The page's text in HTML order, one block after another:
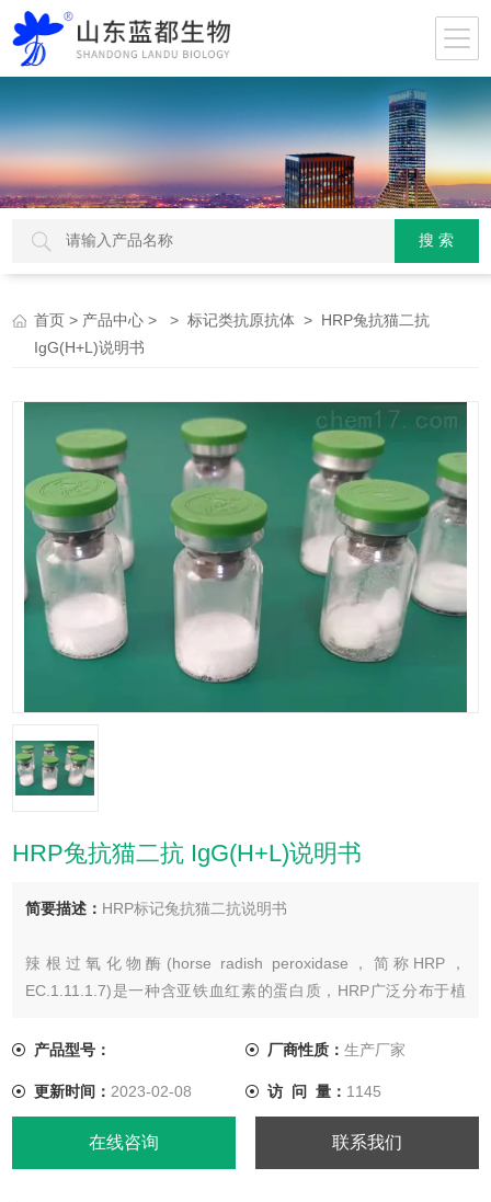
首页 > 产品中心 > >标记类抗原抗体 > HRP兔抗猫二抗
IgG(H+L)说明书
HRP兔抗猫二抗 IgG(H+L)说明书
简要描述： HRP标记兔抗猫二抗说明书
辣根过氧化物酶(horse radish peroxidase，简称HRP，
EC.1.11.1.7)是一种含亚铁血红素的蛋白质，HRP广泛分布于植
糖含量18%。HRP由多个同功酶组成，Mr在40000左右，等电点
产品型号： 厂商性质： 生产厂家
更新时间： 2023-02-08 访 问 量： 1145
在线咨询 联系我们